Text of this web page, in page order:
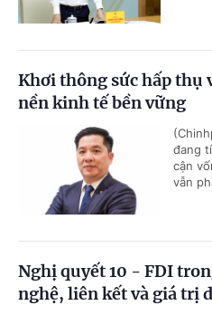
Khơi thông sức hấp thụ
nền kinh tế bền vững
đang
cận
vẫn
Nghị quyết 10 - FDI
nghệ, liên kết và giá trị